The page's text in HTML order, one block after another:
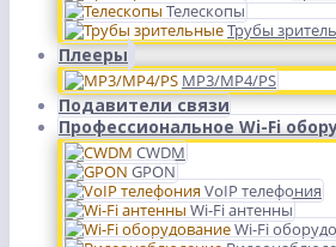
Телескопы
Трубы
Плееры
MP3/MP4/PS
Подавители связи
Профессиональное Wi-Fi
CWDM
GPON
VoIP телефония
Wi-Fi антенны
Wi-Fi